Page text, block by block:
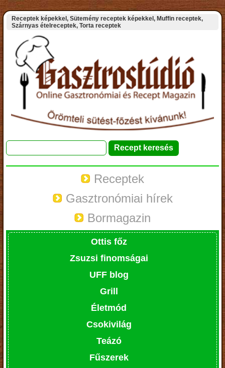
Receptek képekkel, Sütemény receptek képekkel, Muffin receptek,
Szárnyas ételreceptek, Torta receptek
Receptek
Gasztronómiai hírek
Bormagazin
Ottis főz
Zsuzsi finomságai
UFF blog
Grill
Életmód
Csokivilág
Teázó
Fűszerek